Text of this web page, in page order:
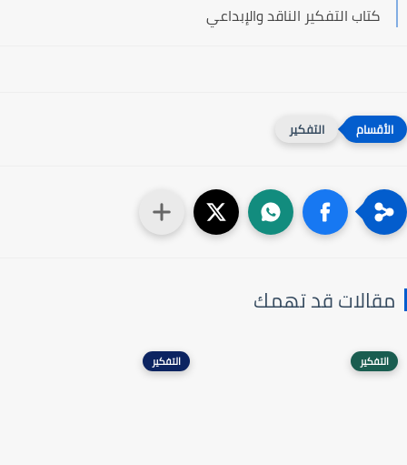
كتاب التفكير الناقد والإبداعي
التفكير
مقالات قد تهمك
التفكير التفكير